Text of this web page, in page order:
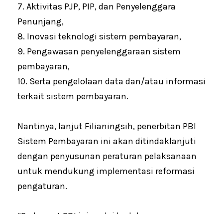
7. Aktivitas PJP, PIP, dan Penyelenggara
Penunjang,
8. Inovasi teknologi sistem pembayaran,
9. Pengawasan penyelenggaraan sistem
pembayaran,
10. Serta pengelolaan data dan/atau informasi
terkait sistem pembayaran.
Nantinya, lanjut Filianingsih, penerbitan PBI
Sistem Pembayaran ini akan ditindaklanjuti
dengan penyusunan peraturan pelaksanaan
untuk mendukung implementasi reformasi
pengaturan.